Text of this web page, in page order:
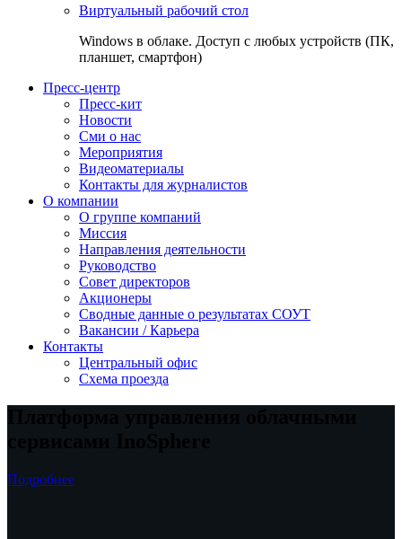
Виртуальный рабочий стол
Windows в облаке. Доступ с любых устройств (ПК,
планшет, смартфон)
Пресс-центр
Пресс-кит
Новости
Сми о нас
Мероприятия
Видеоматериалы
Контакты для журналистов
О компании
О группе компаний
Миссия
Направления деятельности
Руководство
Совет директоров
Акционеры
Сводные данные о результатах СОУТ
Вакансии / Карьера
Контакты
Центральный офис
Схема проезда
Подробнее